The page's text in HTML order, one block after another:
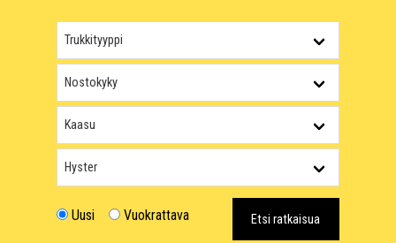
Uusi Vuokrattava Etsi ratkaisua